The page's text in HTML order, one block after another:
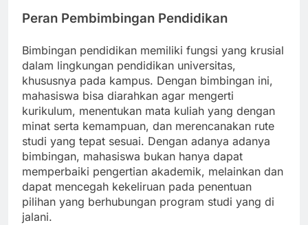
Peran Pembimbingan Pendidikan
Bimbingan pendidikan memiliki fungsi yang krusial
dalam lingkungan pendidikan universitas,
khususnya pada kampus. Dengan bimbingan ini,
mahasiswa bisa diarahkan agar mengerti
kurikulum, menentukan mata kuliah yang dengan
minat serta kemampuan, dan merencanakan rute
studi yang tepat sesuai. Dengan adanya adanya
bimbingan, mahasiswa bukan hanya dapat
memperbaiki pengertian akademik, melainkan dan
dapat mencegah kekeliruan pada penentuan
pilihan yang berhubungan program studi yang di
jalani.